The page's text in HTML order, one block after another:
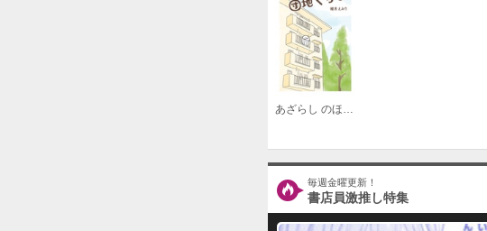
毎週金曜更新！
書店員激推し特集